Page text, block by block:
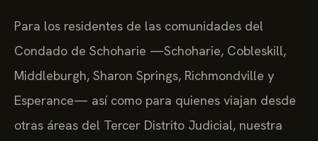
Para los residentes de las comunidades del
Condado de Schoharie —Schoharie, Cobleskill,
Middleburgh, Sharon Springs, Richmondville y
Esperance— así como para quienes viajan desde
otras áreas del Tercer Distrito Judicial, nuestra